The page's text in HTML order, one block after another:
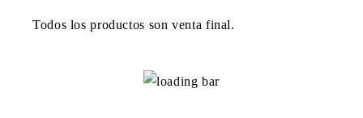
Todos los productos son venta final.